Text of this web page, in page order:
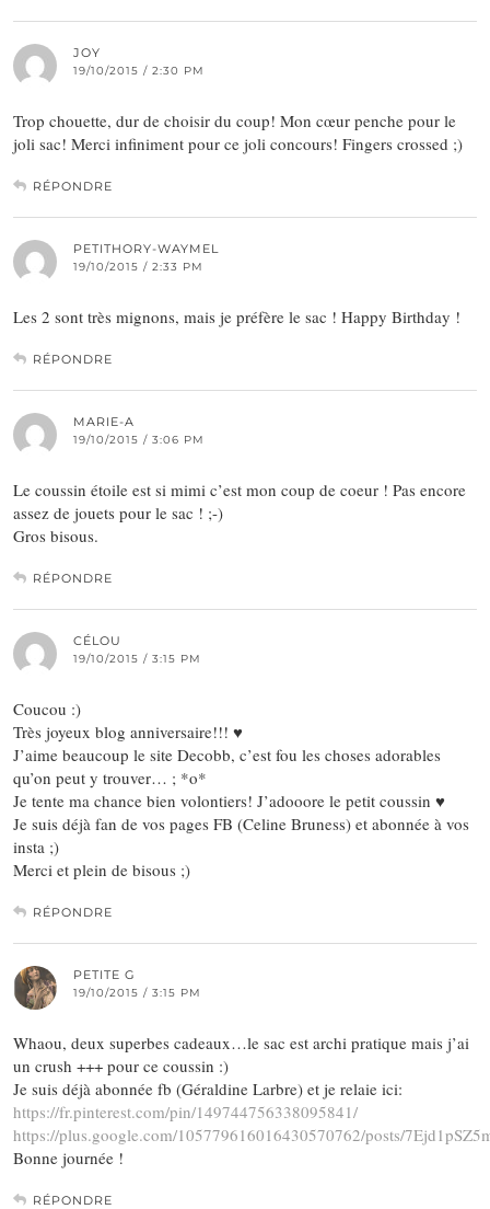
JOY
19/10/2015 / 2:30 PM
Trop chouette, dur de choisir du coup! Mon cœur penche pour le
joli sac! Merci infiniment pour ce joli concours! Fingers crossed ;)
RÉPONDRE
PETITHORY-WAYMEL
19/10/2015 / 2:33 PM
Les 2 sont très mignons, mais je préfère le sac ! Happy Birthday !
RÉPONDRE
MARIE-A
19/10/2015 / 3:06 PM
Le coussin étoile est si mimi c’est mon coup de coeur ! Pas encore
assez de jouets pour le sac ! ;-)
Gros bisous.
RÉPONDRE
CÉLOU
19/10/2015 / 3:15 PM
Coucou :)
Très joyeux blog anniversaire!!! ♥
J’aime beaucoup le site Decobb, c’est fou les choses adorables
qu’on peut y trouver… ; *o*
Je tente ma chance bien volontiers! J’adooore le petit coussin ♥
Je suis déjà fan de vos pages FB (Celine Bruness) et abonnée à vos
insta ;)
Merci et plein de bisous ;)
RÉPONDRE
PETITE G
19/10/2015 / 3:15 PM
Whaou, deux superbes cadeaux…le sac est archi pratique mais j’ai
un crush +++ pour ce coussin :)
Je suis déjà abonnée fb (Géraldine Larbre) et je relaie ici:
https://fr.pinterest.com/pin/149744756338095841/
https://plus.google.com/105779616016430570762/posts/
Bonne journée !
RÉPONDRE